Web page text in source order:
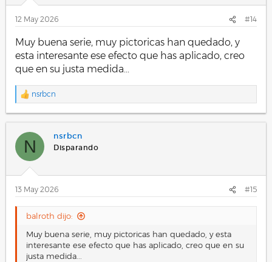
e
s
:
12 May 2026 #14
Muy buena serie, muy pictoricas han quedado, y
esta interesante ese efecto que has aplicado, creo
que en su justa medida...
R
c
o
e
s
:
nsrbcn
N
nsrbcn
Disparando
13 May 2026 #15
balroth dijo:
Muy buena serie, muy pictoricas han quedado, y esta
interesante ese efecto que has aplicado, creo que en su
justa medida...